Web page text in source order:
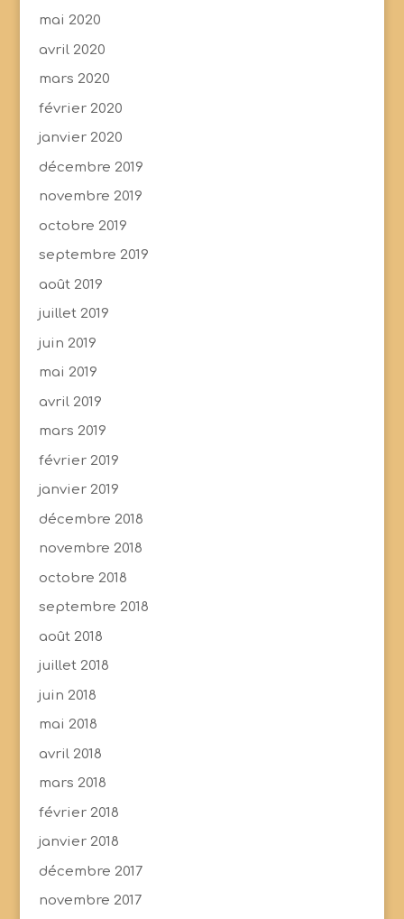
mai 2020
avril 2020
mars 2020
février 2020
janvier 2020
décembre 2019
novembre 2019
octobre 2019
septembre 2019
août 2019
juillet 2019
juin 2019
mai 2019
avril 2019
mars 2019
février 2019
janvier 2019
décembre 2018
novembre 2018
octobre 2018
septembre 2018
août 2018
juillet 2018
juin 2018
mai 2018
avril 2018
mars 2018
février 2018
janvier 2018
décembre 2017
novembre 2017